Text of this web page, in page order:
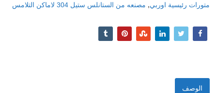
متورات رئيسية اوربي, مصنعه من الستانلس ستيل 304 لاماكن التلامس
الوصف